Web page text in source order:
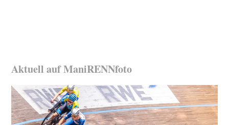
Aktuell auf ManiRENNfoto